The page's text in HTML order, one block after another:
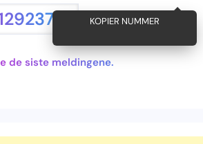
KOPIER NUMMER
de siste meldingene.